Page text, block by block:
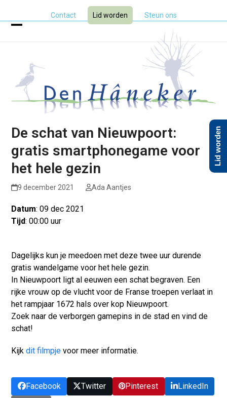
Contact Lid worden Steun ons
menu
menu
De schat van Nieuwpoort:
gratis smartphonegame voor
het hele gezin
9 december 2021 Ada Aantjes
Datum: 09 dec 2021
Tijd: 00:00 uur
Dagelijks kun je meedoen met deze twee uur durende
gratis wandelgame voor het hele gezin.
In Nieuwpoort ligt al eeuwen een schat begraven. Een
rijke vrouw op de vlucht voor de Franse troepen verlaat in
het rampjaar 1672 hals over kop Nieuwpoort.
Zoek naar de verborgen gamepins in de stad en vind de
schat!
Kijkdit filmpje voor meer informatie.
Facebook Twitter Pinterest
LinkedIn
Lid worden